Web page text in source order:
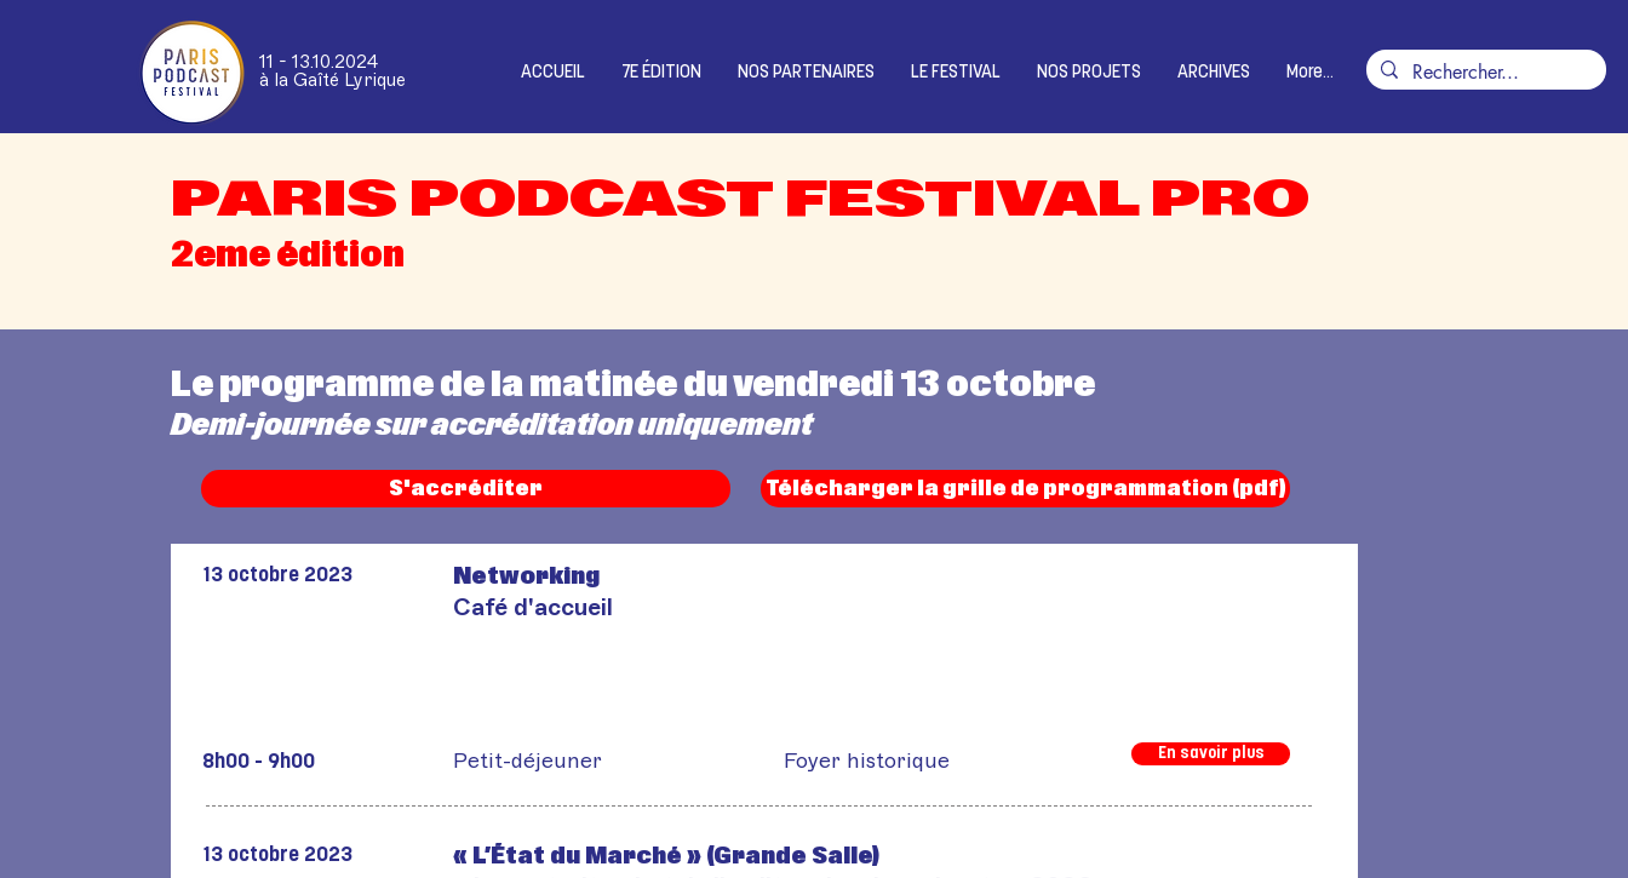
11 - 13.10.2024
à la Gaîté Lyrique
ACCUEIL 7E ÉDITION NOS PARTENAIRES LE FESTIVAL NOS PROJETS ARCHIVES More...
PARIS PODCAST FESTIVAL PRO
2eme édition
Le programme de la matinée du vendredi 13 octobre
Demi-journée sur accréditation uniquement
S'accréditer Télécharger la grille de programmation (pdf)
13 octobre 2023 Networking
Café d'accueil
8h00 - 9h00 Petit-déjeuner Foyer historique En savoir plus
13 octobre 2023 « L’État du Marché » (Grande Salle)